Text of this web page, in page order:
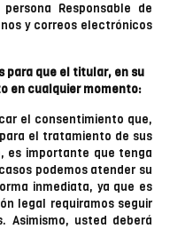
Responsable de
y correos electrónicos
para que el titular, en su
en cualquier momento:
el consentimiento que,
el tratamiento de sus
es importante que tenga
podemos atender su
inmediata, ya que es
legal requiramos seguir
Asimismo, usted deberá